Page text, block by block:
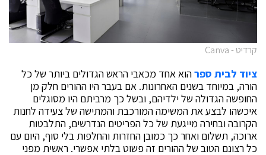
קרדיט - Canva
ציוד לבית ספרהוא אחד מכאבי הראש הגדולים ביותר של כל
הורה, במיוחד בשנים האחרונות. אם בעבר היו ההורים חלק מן
החופשה הגדולה של ילדיהם, ובשל כך מרביתם היו מסוגלים
איכשהו לבצע את המשימה המורכבת והמתישה של צעידה לחנות
הקרובה ובחירה מייגעת של כל הפריטים הנדרשים, התלבטות
ארוכה, תשלום ואחר כך כמובן החזרות והחלפות בלי סוף, היום עם
כל רצונם הטוב של ההורים זה פשוט בלתי אפשרי. ראשית מפני